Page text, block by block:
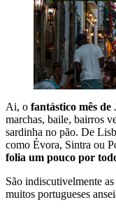
Ai, o fantástico mês
marchas, baile, bairros
sardinha no pão. De
como Évora, Sintra ou
folia um pouco por
São indiscutivelmente
muitos portugueses